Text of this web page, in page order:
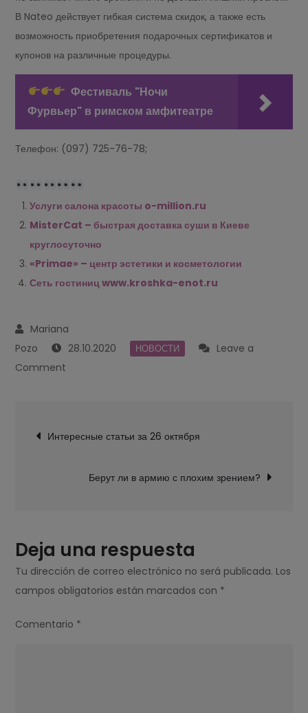
В Nateo действует гибкая система скидок, а также есть
возможность приобретения подарочных сертификатов и
купонов на различные процедуры.
Фестиваль "Ночи
Фурвьер" в римском амфитеатре
Телефон: (097) 725-76-78;
Услуги салона красоты o-million.ru
MisterCat – быстрая доставка суши в Киеве
круглосуточно
«Primae» – центр эстетики и косметологии
Сеть гостиниц www.kroshka-enot.ru
28.10.2020 НОВОСТИ
Leave a
Comment
салонов
deИнтересные статьи за 26 октября
Берут ли в армию с плохим зрением?
Deja una respuesta
Tu dirección de correo electrónico no será publicada. Los
campos obligatorios están marcados con *
Comentario *